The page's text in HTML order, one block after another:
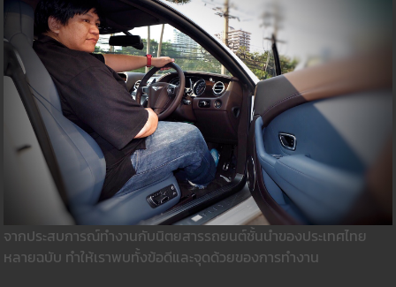
จากประสบการณ์ทำงานกับนิตยสารรถยนต์ชั้นนำของประเทศไทย
หลายฉบับ ทำให้เราพบทั้งข้อดีและจุดด้วยของการทำงาน